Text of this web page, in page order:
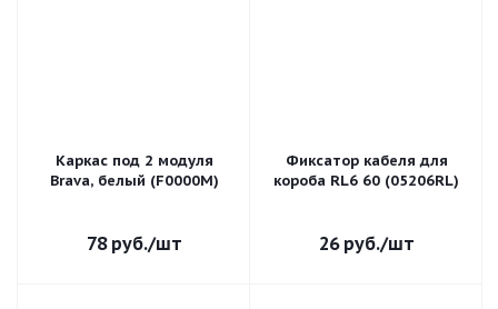
Каркас под 2 модуля
Brava, белый (F0000M)
78руб./шт
Фиксатор кабеля для
короба RL6 60 (05206RL)
26руб./шт